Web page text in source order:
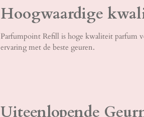
Hoogwaardige
Parfumpoint Refill is hoge kwaliteit parfum
ervaring met de beste geuren.
Uiteenlopende